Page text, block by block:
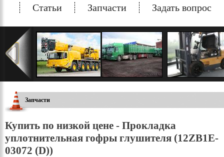
Статьи Запчасти Задать вопрос
Запчасти
Купить по низкой цене - Прокладка
уплотнительная гофры глушителя (12ZB1E-
03072 (D))